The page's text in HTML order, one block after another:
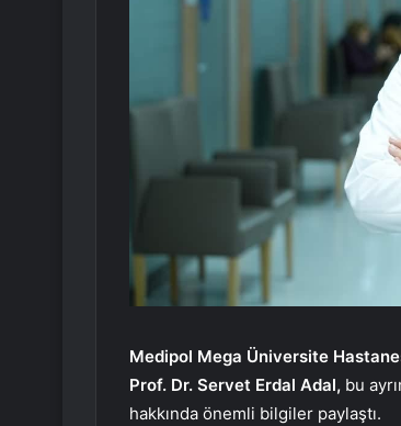
Medipol Mega Üniversite
Prof. Dr. Servet Erdal Adal, bu
hakkında önemli bilgiler paylaştı.